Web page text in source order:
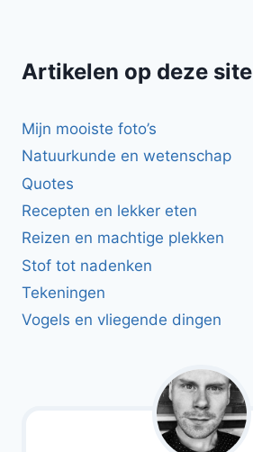
Artikelen op deze site
Mijn mooiste foto’s
Natuurkunde en wetenschap
Quotes
Recepten en lekker eten
Reizen en machtige plekken
Stof tot nadenken
Tekeningen
Vogels en vliegende dingen